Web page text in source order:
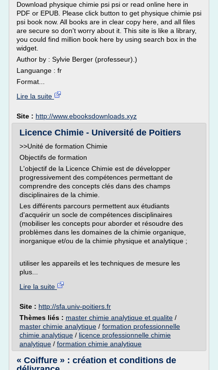
Download physique chimie psi psi or read online here in
PDF or EPUB. Please click button to get physique chimie psi
psi book now. All books are in clear copy here, and all files
are secure so don't worry about it. This site is like a library,
you could find million book here by using search box in the
widget.
Author by : Sylvie Berger (professeur).)
Languange : fr
Format...
Lire la suite
Site : http://www.ebooksdownloads.xyz
Licence Chimie - Université de Poitiers
>>Unité de formation Chimie
Objectifs de formation
L'objectif de la Licence Chimie est de développer
progressivement des compétences permettant de
comprendre des concepts clés dans des champs
disciplinaires de la chimie.
Les différents parcours permettent aux étudiants
d'acquérir un socle de compétences disciplinaires
(mobiliser les concepts pour aborder et résoudre des
problèmes dans les domaines de la chimie organique,
inorganique et/ou de la chimie physique et analytique ;
utiliser les appareils et les techniques de mesure les
plus...
Lire la suite
Site : http://sfa.univ-poitiers.fr
Thèmes liés : master chimie analytique et qualite /
master chimie analytique / formation professionnelle
chimie analytique / licence professionnelle chimie
analytique / formation chimie analytique
« Coiffure » : création et conditions de